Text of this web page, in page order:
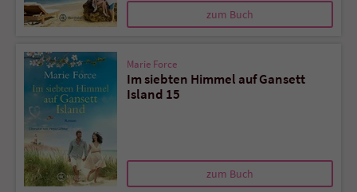
zum Buch
Marie Force
Im siebten Himmel auf Gansett
Island 15
zum Buch